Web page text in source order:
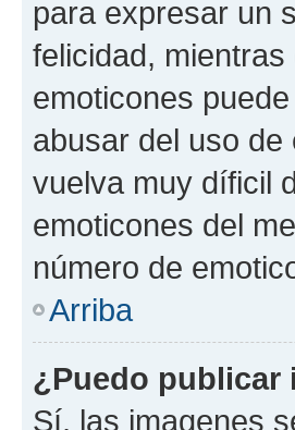
para expresar un
felicidad,
emoticones
abusar del uso
vuelva muy díficil
emoticones del
número de
Arriba
¿Puedo publicar
Sí, las imagenes